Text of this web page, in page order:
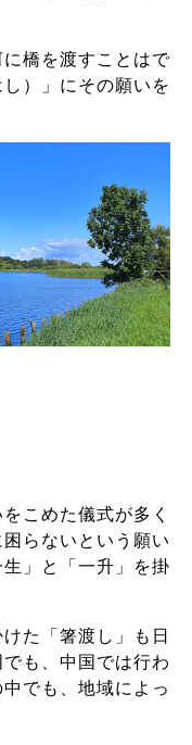
橋を渡すことはで
）」にその願いを
こめた儀式が多く
らないという願い
」と「一升」を掛
た「箸渡し」も日
も、中国では行わ
でも、地域によっ